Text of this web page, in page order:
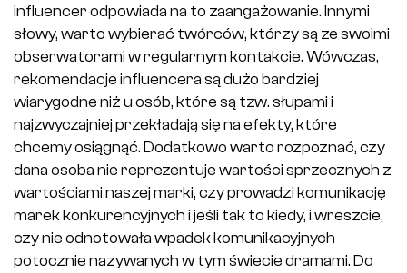
influencer odpowiada na to zaangażowanie. Innymi
słowy, warto wybierać twórców, którzy są ze swoimi
obserwatorami w regularnym kontakcie. Wówczas,
rekomendacje influencera są dużo bardziej
wiarygodne niż u osób, które są tzw. słupami i
najzwyczajniej przekładają się na efekty, które
chcemy osiągnąć. Dodatkowo warto rozpoznać, czy
dana osoba nie reprezentuje wartości sprzecznych z
wartościami naszej marki, czy prowadzi komunikację
marek konkurencyjnych i jeśli tak to kiedy, i wreszcie,
czy nie odnotowała wpadek komunikacyjnych
potocznie nazywanych w tym świecie dramami. Do